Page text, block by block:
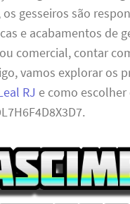
gesseiros são
e acabamentos de
comercial, contar
vamos explorar os
RJ e como